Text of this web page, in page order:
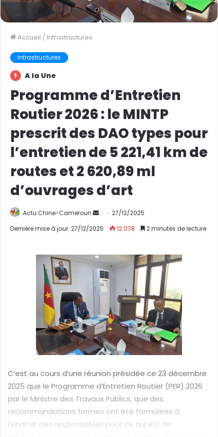
Accueil / Infrastructures
Infrastructures
A la Une
Programme d’Entretien
Routier 2026 : le MINTP
prescrit des DAO types pour
l’entretien de 5 221,41 km de
routes et 2 620,89 ml
d’ouvrages d’art
Actu Chine-Cameroun
n
y
e
r
u
c
o
u
r
i
e
l
27/12/2025
Dernière mise à jour: 27/12/2025
12 078 2 minutes de lecture
C’est au cours d’une réunion présidée ce 23 décembre
2025 que le Programme d’Entretien Routier (PER) 2026
par le Ministre des Travaux Publics, que des
recommandations fermes ont été formulées à
l’endroit des responsables pour ce qui est de